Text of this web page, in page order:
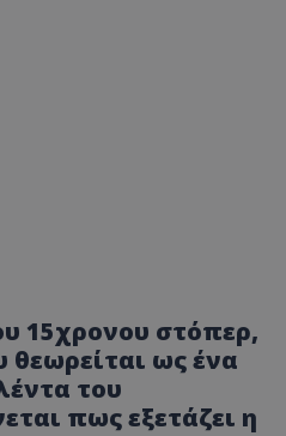
15χρονου στόπερ,
θεωρείται ως ένα
του
πως εξετάζει η